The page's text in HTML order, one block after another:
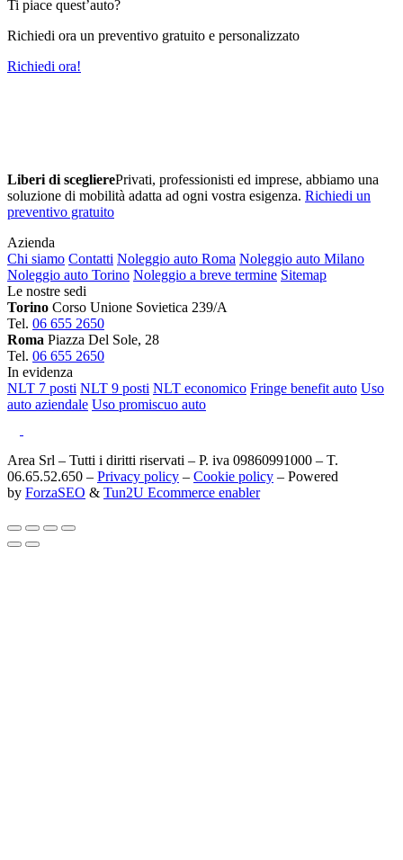
Ti piace quest’auto?
Richiedi ora un preventivo gratuito e personalizzato
Richiedi ora!
Liberi di sceglierePrivati, professionisti ed imprese, abbiamo una
soluzione di mobilità adatta ad ogni vostra esigenza. Richiedi un
preventivo gratuito
Azienda
Chi siamo Contatti Noleggio auto Roma Noleggio auto Milano
Noleggio auto Torino Noleggio a breve termine Sitemap
Le nostre sedi
Torino Corso Unione Sovietica 239/A
Tel. 06 655 2650
Roma Piazza Del Sole, 28
Tel. 06 655 2650
In evidenza
NLT 7 posti NLT 9 posti NLT economico Fringe benefit auto Uso
auto aziendale Uso promiscuo auto
Area Srl – Tutti i diritti riservati – P. iva 09860991000 – T.
06.65.52.650 – Privacy policy – Cookie policy – Powered
by ForzaSEO & Tun2U Ecommerce enabler